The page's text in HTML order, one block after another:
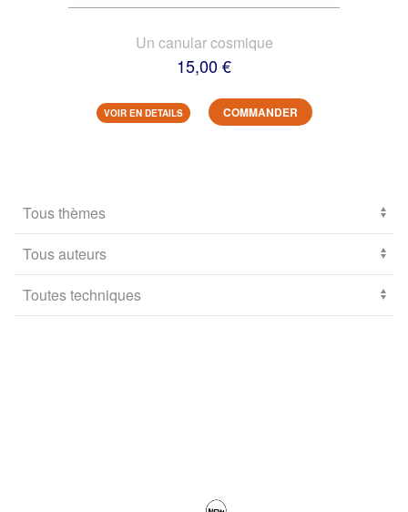
Un canular cosmique
15,00 €
VOIR EN DETAILS COMMANDER